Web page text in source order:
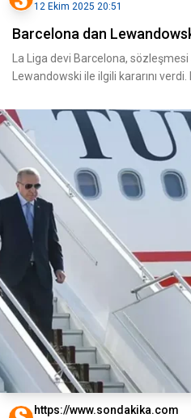
12 Ekim 2025 20:51
Barcelona dan
La Liga devi Barcelona,
Lewandowski ile ilgili kararını verdi.
https://www.sondakika.com